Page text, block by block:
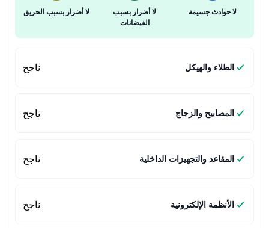
لا حوادث جسيمة
لا أضرار بسبب
الفيضانات
لا أضرار بسبب الحريق
الطلاء والهيكل ناجح
المصابيح والزجاج ناجح
المقاعد والتجهيزات الداخلية ناجح
الأنظمة الإلكترونية ناجح